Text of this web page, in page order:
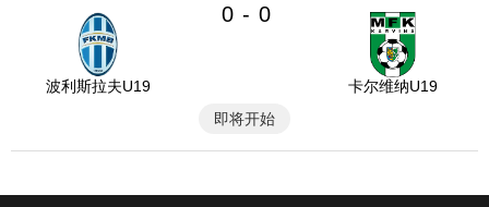
波利斯拉夫U19
0 - 0
卡尔维纳U19
即将开始